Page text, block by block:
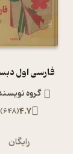
فارسی اول
گروه
4.7
(
648
)
رایگان